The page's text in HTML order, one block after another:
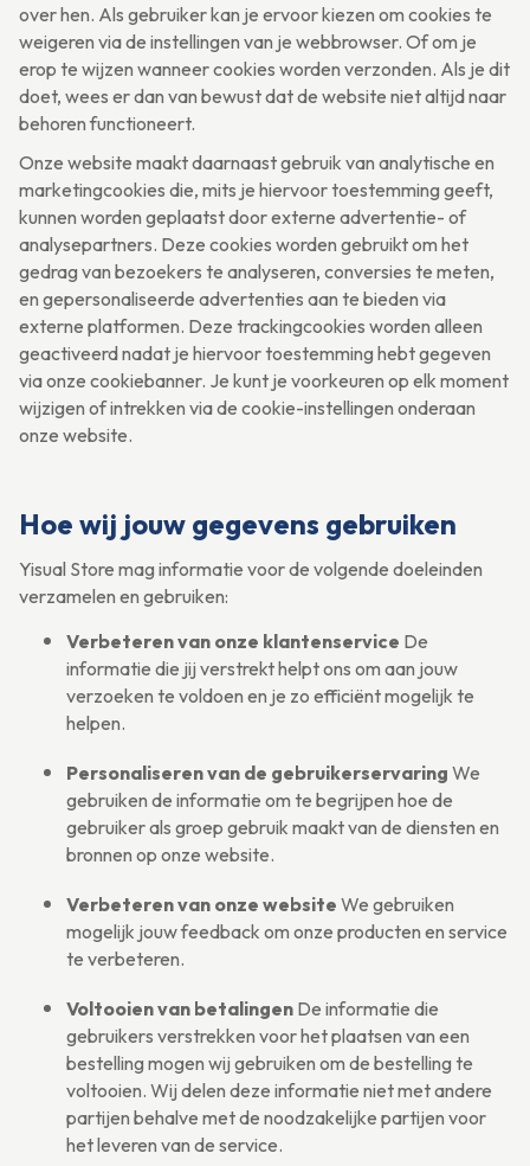
over hen. Als gebruiker kan je ervoor kiezen om cookies te
weigeren via de instellingen van je webbrowser. Of om je
erop te wijzen wanneer cookies worden verzonden. Als je dit
doet, wees er dan van bewust dat de website niet altijd naar
behoren functioneert.
Onze website maakt daarnaast gebruik van analytische en
marketingcookies die, mits je hiervoor toestemming geeft,
kunnen worden geplaatst door externe advertentie- of
analysepartners. Deze cookies worden gebruikt om het
gedrag van bezoekers te analyseren, conversies te meten,
en gepersonaliseerde advertenties aan te bieden via
externe platformen. Deze trackingcookies worden alleen
geactiveerd nadat je hiervoor toestemming hebt gegeven
via onze cookiebanner. Je kunt je voorkeuren op elk moment
wijzigen of intrekken via de cookie-instellingen onderaan
onze website.
Hoe wij jouw gegevens gebruiken
Yisual Store mag informatie voor de volgende doeleinden
verzamelen en gebruiken:
Verbeteren van onze klantenservice De
informatie die jij verstrekt helpt ons om aan jouw
verzoeken te voldoen en je zo efficiënt mogelijk te
helpen.
Personaliseren van de gebruikerservaring We
gebruiken de informatie om te begrijpen hoe de
gebruiker als groep gebruik maakt van de diensten en
bronnen op onze website.
Verbeteren van onze website We gebruiken
mogelijk jouw feedback om onze producten en service
te verbeteren.
Voltooien van betalingen De informatie die
gebruikers verstrekken voor het plaatsen van een
bestelling mogen wij gebruiken om de bestelling te
voltooien. Wij delen deze informatie niet met andere
partijen behalve met de noodzakelijke partijen voor
het leveren van de service.